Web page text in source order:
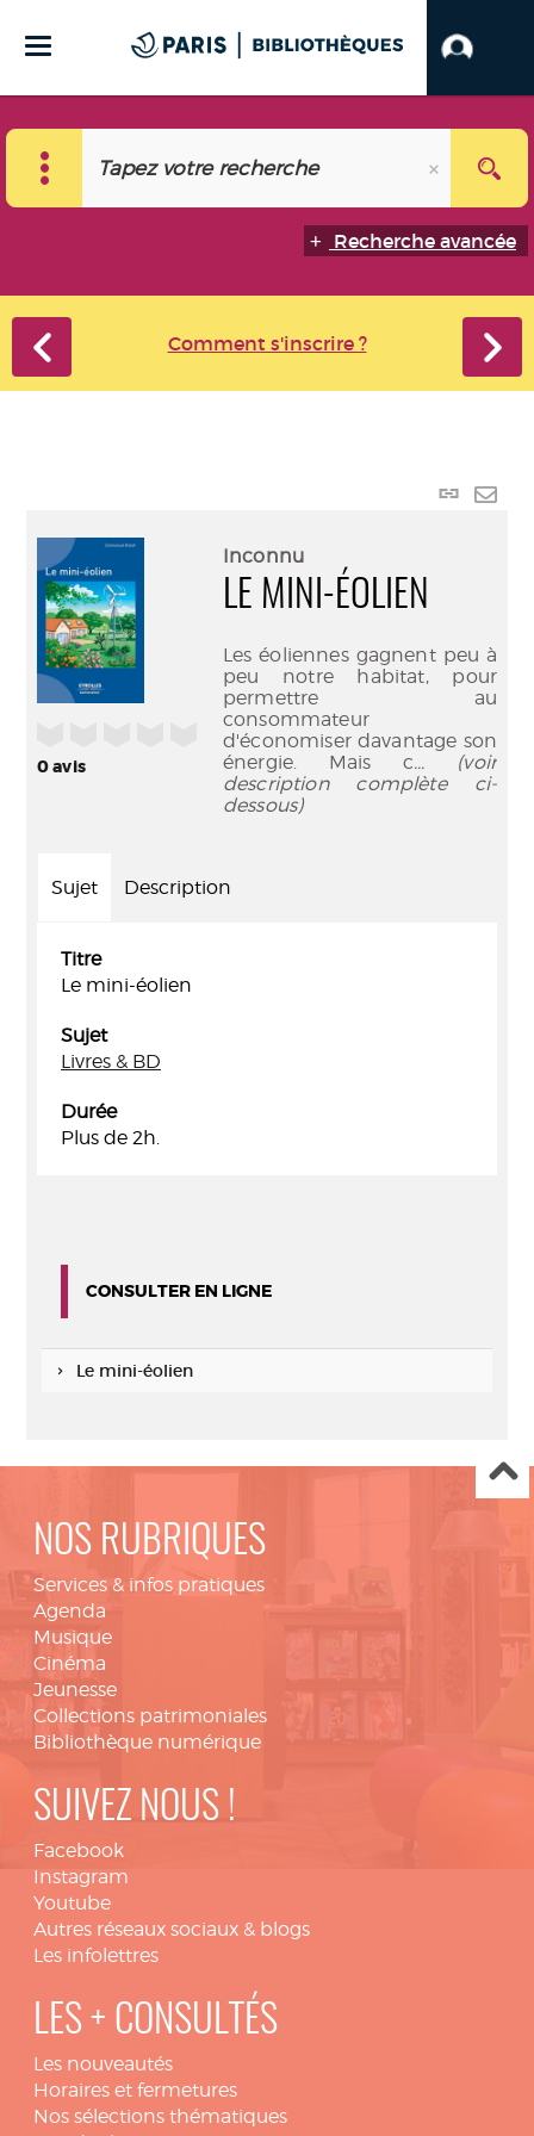
Recherche avancée
Comment s'inscrire ?
Lien
0avis
Inconnu
LE MINI-ÉOLIEN
Les éoliennes gagnent peu à
peu notre habitat, pour
permettre au
consommateur
d'économiser davantage son
énergie. Mais c... (voir
description complète ci-
dessous)
Sujet Description
Titre
Le mini-éolien
Sujet
Livres & BD
Durée
Plus de 2h.
CONSULTER EN LIGNE
Le mini-éolien
NOS RUBRIQUES
Services & infos pratiques
Agenda
Musique
Cinéma
Jeunesse
Collections patrimoniales
Bibliothèque numérique
SUIVEZ NOUS !
Facebook
Instagram
Youtube
Autres réseaux sociaux & blogs
Les infolettres
LES + CONSULTÉS
Les nouveautés
Horaires et fermetures
Nos sélections thématiques